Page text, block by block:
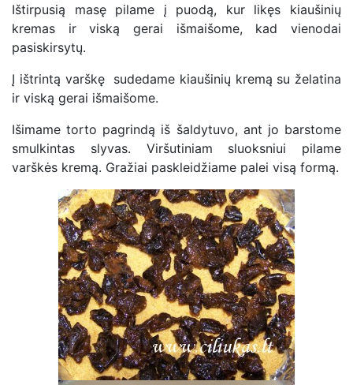
Ištirpusią masę pilame į puodą, kur likęs kiaušinių
kremas ir viską gerai išmaišome, kad vienodai
pasiskirsytų.
Į ištrintą varškę sudedame kiaušinių kremą su želatina
ir viską gerai išmaišome.
Išimame torto pagrindą iš šaldytuvo, ant jo barstome
smulkintas slyvas. Viršutiniam sluoksniui pilame
varškės kremą. Gražiai paskleidžiame palei visą formą.